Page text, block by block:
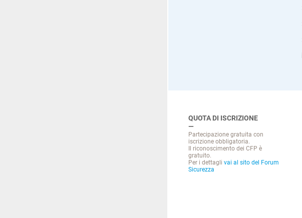
QUOTA DI ISCRIZIONE
Partecipazione gratuita con
iscrizione obbligatoria.
Il riconoscimento dei CFP è
gratuito.
Per i dettagli vai al sito del Forum
Sicurezza